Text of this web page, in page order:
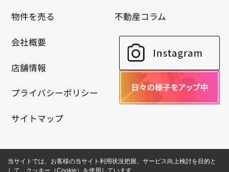
物件を売る
会社概要
店舗情報
プライバシーポリシー
サイトマップ
不動産コラム
当サイトでは、お客様の当サイト利用状況把握、サービス向上検討を目的と
して、クッキー（Cookie）を使用しています。